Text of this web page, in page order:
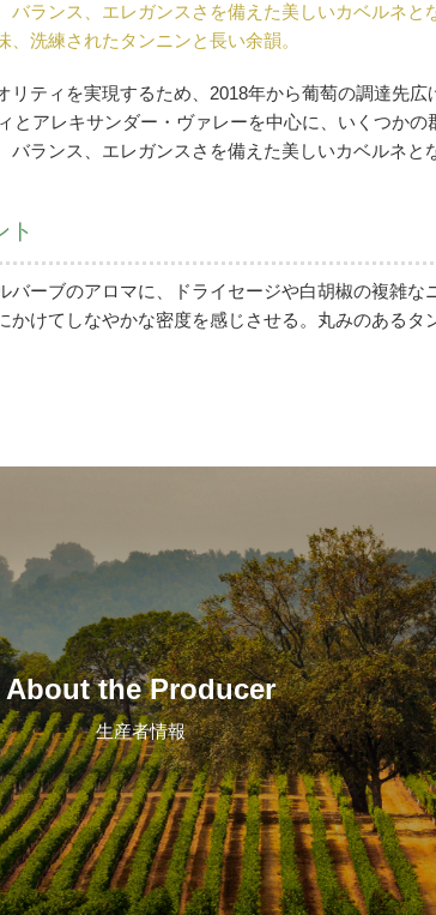
バランス、エレガンスさを備えた美しいカベルネ
洗練されたタンニンと長い余韻。
ティを実現するため、2018年から葡萄の調達先広
とアレキサンダー・ヴァレーを中心に、いくつかの
バランス、エレガンスさを備えた美しいカベルネと
ト
バーブのアロマに、ドライセージや白胡椒の複雑
かけてしなやかな密度を感じさせる。丸みのあるタ
About the Producer
生産者情報